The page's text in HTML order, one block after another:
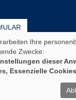
Erklärung zur
Datenschutz
Ihre
Zwecke:
dieser
Essenzielle